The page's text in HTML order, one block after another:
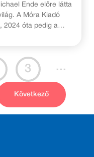
Ende előre látta
A Móra Kiadó
2024 óta pedig a
is megihlette. 2026.
a
Momo
című színes,
Christian Ditter
3 ...
Következő